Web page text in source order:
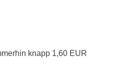
knapp 1,60 EUR